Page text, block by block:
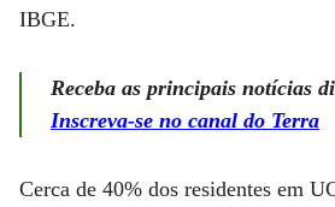
IBGE.
Receba as principais notícias
Inscreva-se no canal do Terra
Cerca de 40% dos residentes em